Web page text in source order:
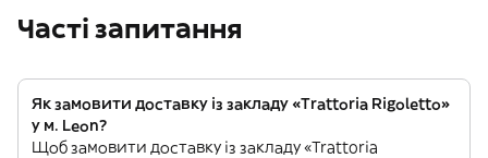
Часті запитання
Як замовити доставку із закладу «Trattoria Rigoletto»
у м. Leon?
Щоб замовити доставку із закладу «Trattoria